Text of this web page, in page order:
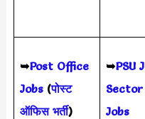
➥Post Office
Jobs(पोस्ट
ऑफिस भर्ती)
➥PSU
Sector
Jobs